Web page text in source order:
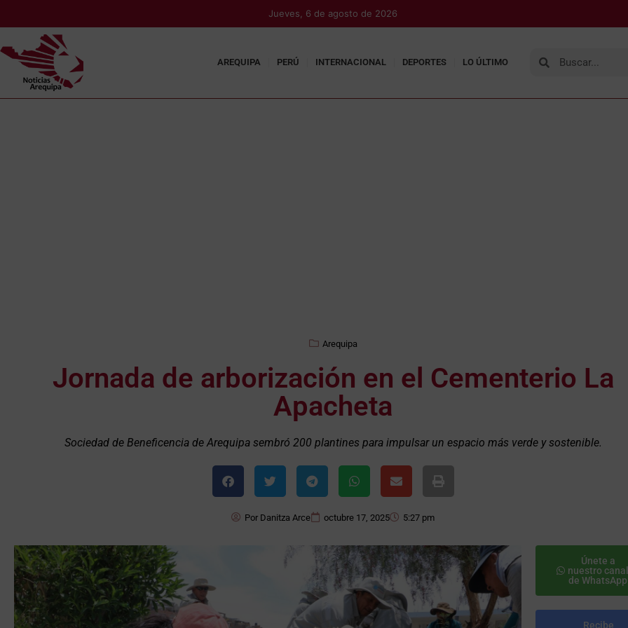
Jueves, 6 de agosto de 2026
AREQUIPA PERÚ INTERNACIONAL DEPORTES LO ÚLTIMO
Arequipa
Jornada de arborización en el Cementerio La
Apacheta
Sociedad de Beneficencia de Arequipa sembró 200 plantines para impulsar un espacio más verde y sostenible.
Por Danitza Arce octubre 17, 2025 5:27 pm
Únete a
nuestro canal
de WhatsApp
Recibe